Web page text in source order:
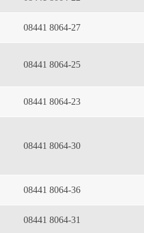
08441 8064-27
08441 8064-25
08441 8064-23
08441 8064-30
08441 8064-36
08441 8064-31